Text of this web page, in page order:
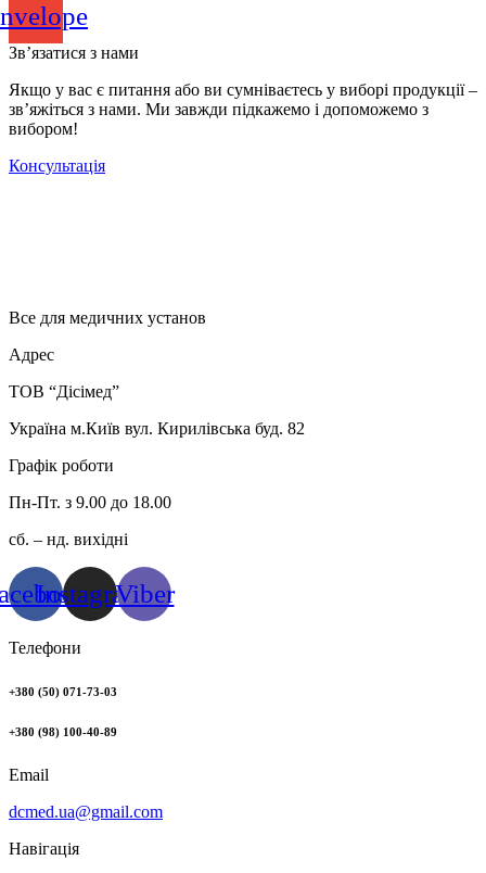
Зв’язатися з нами
Якщо у вас є питання або ви сумніваєтесь у виборі продукції –
зв’яжіться з нами. Ми завжди підкажемо і допоможемо з
вибором!
Консультація
Все для медичних установ
Адрес
ТОВ “Дісімед”
Україна м.Київ вул. Кирилівська буд. 82
Графік роботи
Пн-Пт. з 9.00 до 18.00
сб. – нд. вихідні
InstagramViber
Телефони
+380 (50) 071-73-03
+380 (98) 100-40-89
Email
dcmed.ua@gmail.com
Навігація